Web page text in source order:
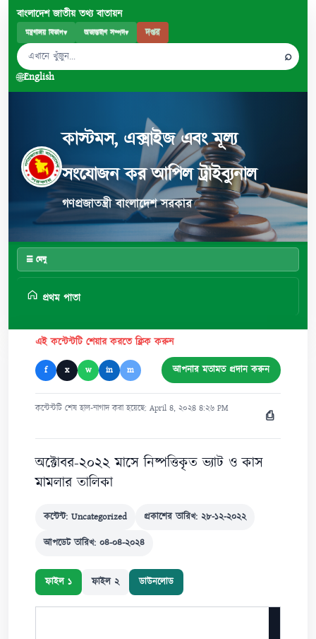
বাংলাদেশ জাতীয় তথ্য বাতায়ন
মন্ত্রণালয় বিভাগ▾ অভ্যন্তরীণ সম্পদ▾ দপ্তর
⌕
🌐English
কাস্টমস, এক্সাইজ এবং মূল্য
সংযোজন কর আপিল ট্রাইব্যুনাল
গণপ্রজাতন্ত্রী বাংলাদেশ সরকার
☰ মেনু
প্রথম পাতা
এই কন্টেন্টটি শেয়ার করতে ক্লিক করুন
f x w in m আপনার মতামত প্রদান করুন
কন্টেন্টটি শেষ হাল-নাগাদ করা হয়েছে: April ৪, ২০২৪ ৪:২৬ PM ⎙
অক্টোবর-২০২২ মাসে নিষ্পত্তিকৃত ভ্যাট ও কাস
মামলার তালিকা
কন্টেন্ট: Uncategorized প্রকাশের তারিখ: ২৮-১২-২০২২
আপডেট তারিখ: ০৪-০৪-২০২৪
ফাইল ১ ফাইল ২ ডাউনলোড